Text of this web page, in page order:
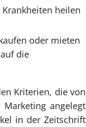
heilen
oder mieten
die
Kriterien, die von
Marketing angelegt
in der Zeitschrift